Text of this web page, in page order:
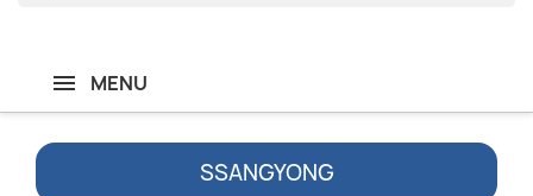
MENU
SSANGYONG